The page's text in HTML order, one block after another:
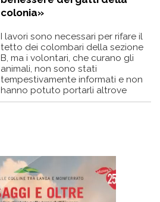
colonia»
I lavori sono necessari per rifare il
tetto dei colombari della sezione
B, ma i volontari, che curano gli
animali, non sono stati
tempestivamente informati e non
hanno potuto portarli altrove